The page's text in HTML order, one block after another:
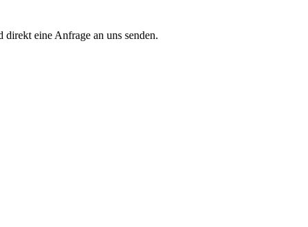
eine Anfrage an uns senden.